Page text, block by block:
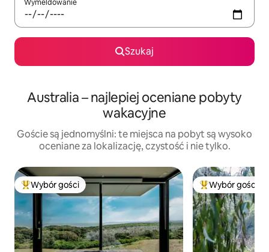
Wymeldowanie
Szukaj
Australia – najlepiej oceniane pobyty
wakacyjne
Goście są jednomyślni: te miejsca na pobyt są wysoko
oceniane za lokalizację, czystość i nie tylko.
Najpopularniejsze z kategorii Wybór gości
Wybór gości Wybór gości